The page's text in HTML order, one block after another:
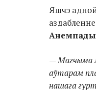
Яшчэ
— Магчыма
аўтарам
нашага